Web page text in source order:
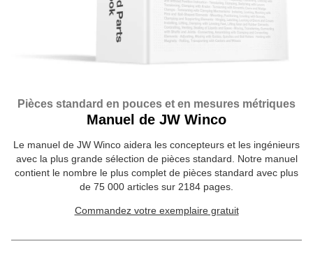
Pièces standard en pouces et en mesures métriques
Manuel de JW Winco
Le manuel de JW Winco aidera les concepteurs et les ingénieurs
avec la plus grande sélection de pièces standard. Notre manuel
contient le nombre le plus complet de pièces standard avec plus
de 75 000 articles sur 2184 pages.
Commandez votre exemplaire gratuit